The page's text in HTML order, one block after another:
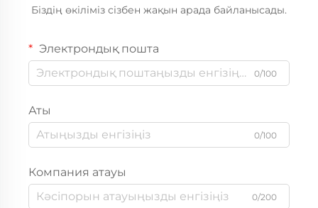
Біздің өкіліміз сізбен жақын арада байланысады.
Электрондық пошта
0/100
Аты
0/100
Компания атауы
0/200